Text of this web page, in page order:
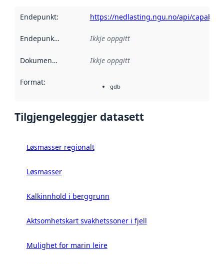
Endepunkt: https://nedlasting.ngu.no/api/
Endepunktskildring Ikkje oppgitt
Dokumentasjon Ikkje oppgitt
Format: gdb
Tilgjengeleggjer datasett
Løsmasser regionalt
Løsmasser
Kalkinnhold i berggrunn
Aktsomhetskart svakhetssoner i fjell
Mulighet for marin leire